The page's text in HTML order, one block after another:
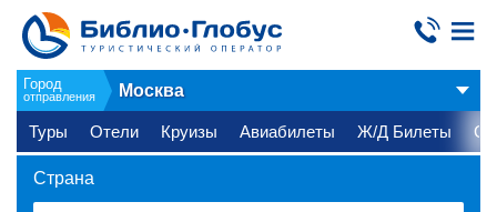
Город
отправления Москва
Туры Отели Круизы Авиабилеты Ж/Д Билеты
Страна